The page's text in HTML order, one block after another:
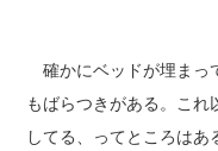
確かにベッドが埋まっ
もばらつきがある。こ
してる、ってところは